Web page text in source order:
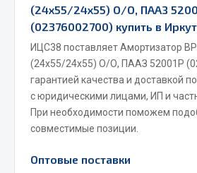
Коробка передач ZF
Показать ещё
Весь раздел
Запчасти МАЗ
Подвеска
(24х55/24х55) О/О, ПААЗ
(02376002700) купить в
ИЦС38 поставляет Амортизатор
(24х55/24х55) О/О, ПААЗ 52001Р
гарантией качества и доставкой
с юридическими лицами, ИП и
При необходимости поможем
совместимые позиции.
Оптовые поставки